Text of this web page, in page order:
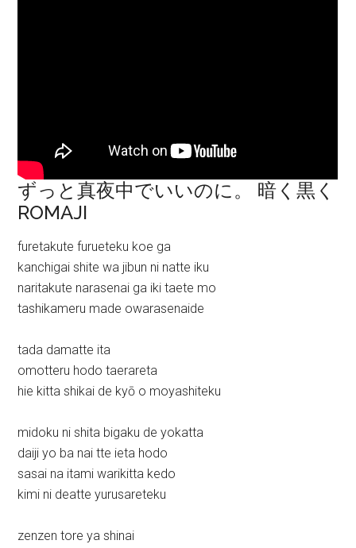
ずっと真夜中でいいのに。 暗く黒く
ROMAJI
furetakute furueteku koe ga
kanchigai shite wa jibun ni natte iku
naritakute narasenai ga iki taete mo
tashikameru made owarasenaide
tada damatte ita
omotteru hodo taerareta
hie kitta shikai de kyō o moyashiteku
midoku ni shita bigaku de yokatta
daiji yo ba nai tte ieta hodo
sasai na itami warikitta kedo
kimi ni deatte yurusareteku
zenzen tore ya shinai